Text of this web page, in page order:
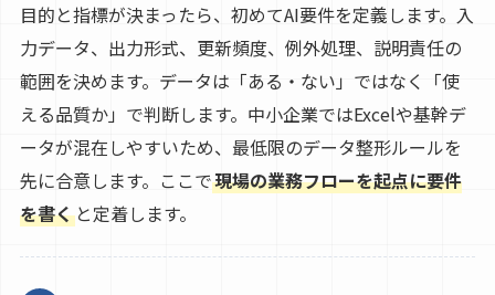
目的と指標が決まったら、初めてAI要件を定義します。入
力データ、出力形式、更新頻度、例外処理、説明責任の
範囲を決めます。データは「ある・ない」ではなく「使
える品質か」で判断します。中小企業ではExcelや基幹デ
ータが混在しやすいため、最低限のデータ整形ルールを
先に合意します。ここで現場の業務フローを起点に要件
を書くと定着します。